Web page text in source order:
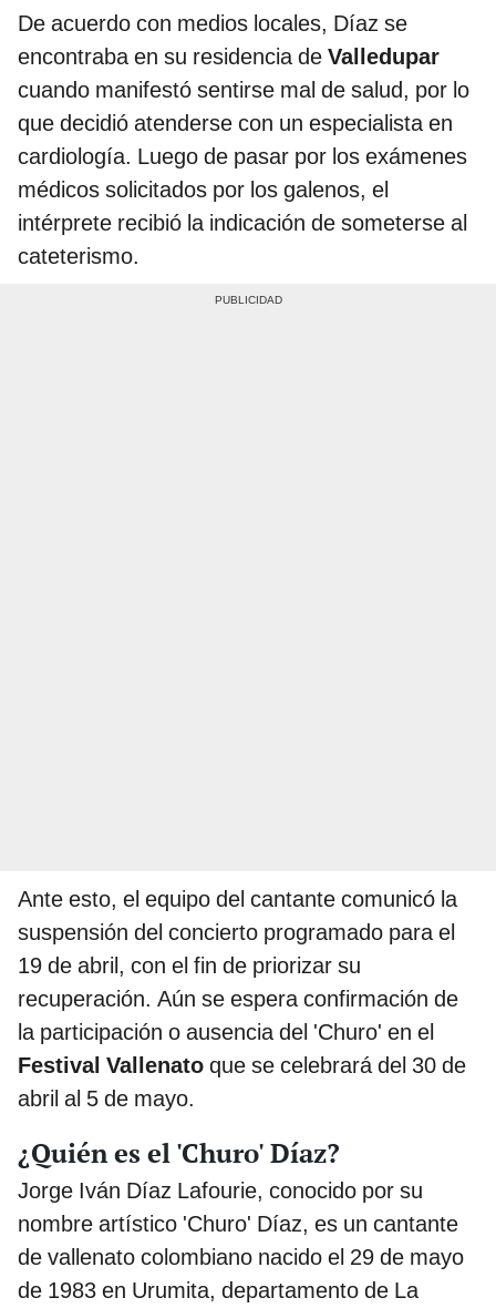
De acuerdo con medios locales, Díaz se
encontraba en su residencia de Valledupar
cuando manifestó sentirse mal de salud, por lo
que decidió atenderse con un especialista en
cardiología. Luego de pasar por los exámenes
médicos solicitados por los galenos, el
intérprete recibió la indicación de someterse al
cateterismo.
Ante esto, el equipo del cantante comunicó la
suspensión del concierto programado para el
19 de abril, con el fin de priorizar su
recuperación. Aún se espera confirmación de
la participación o ausencia del 'Churo' en el
Festival Vallenato que se celebrará del 30 de
abril al 5 de mayo.
¿Quién es el 'Churo' Díaz?
Jorge Iván Díaz Lafourie, conocido por su
nombre artístico 'Churo' Díaz, es un cantante
de vallenato colombiano nacido el 29 de mayo
de 1983 en Urumita, departamento de La